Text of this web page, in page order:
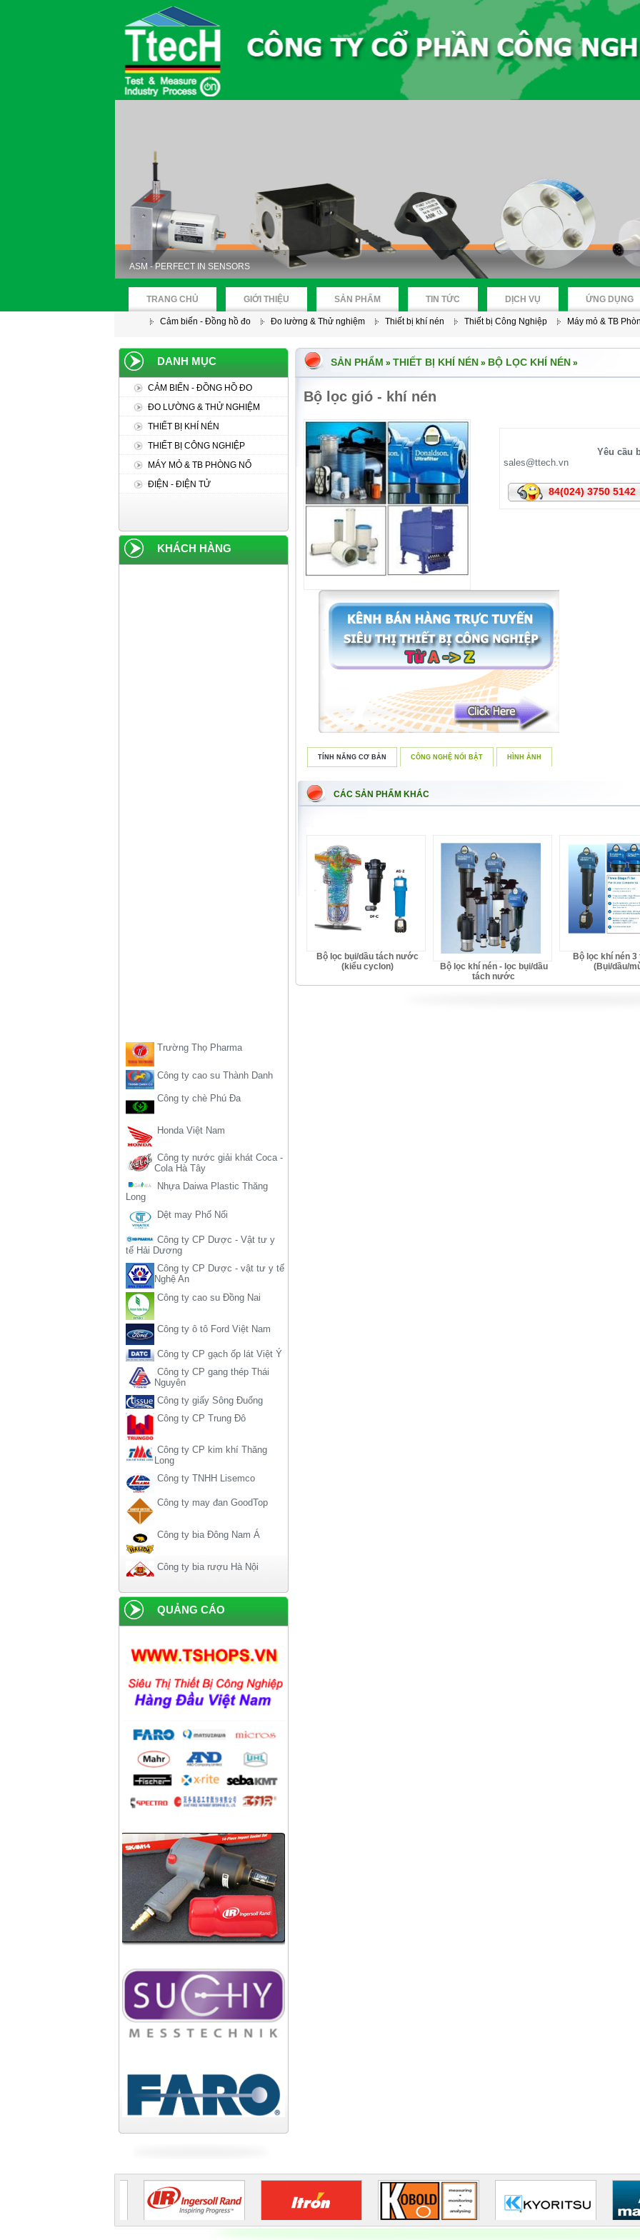
ASM - PERFECT IN SENSORS
TRANG CHỦ GIỚI THIỆU SẢN PHẨM
Cảm biến - Đồng hồ đo Đo lường & Thử nghiệm Thiết bị khí nén Thiết bị Công Nghiệp Máy mỏ & TB
TIN TỨC DỊCH VỤ ỨNG DỤNG
DANH MỤC
CẢM BIẾN - ĐỒNG HỒ ĐO
ĐO LƯỜNG & THỬ NGHIỆM
THIẾT BỊ KHÍ NÉN
THIẾT BỊ CÔNG NGHIỆP
MÁY MỎ & TB PHÒNG NỔ
ĐIỆN - ĐIỆN TỬ
KHÁCH HÀNG
Công ty cao su Thành Danh
Công ty chè Phú Đa
Công ty nước giải khát Coca -
Nhựa Daiwa Plastic Thăng
Dệt may Phố Nối
Công ty CP Dược - Vật tư y
tế Hải Dương
Công ty CP Dược - vật tư y tế
Nghệ An
Công ty cao su Đồng Nai
Công ty CP gạch ốp lát Việt Ý
Công ty CP gang thép Thái
Nguyên
Công ty giấy Sông Đuống
Công ty CP Trung Đô
Công ty TNHH Lisemco
Công ty may đan GoodTop
Công ty xi măng Hải Phòng
Công ty bánh kẹo Hải Hà
Công ty bao bì Visy
Công ty CP nhiệt điện Ninh
Bình
Công ty gạch Thái Bình
Công ty thực phẩm Acecook
Nhà máy phân bón BACONCO
Công ty TNHH Baw Heng
Steel Việt Nam
Công ty bia Việt Hà
Công ty TNHH công nghiệp
Broad Bright Sakura
Công ty xi măng Bút Sơn
Công ty TNHH cán thép Tam
Tiếp tục cập nhật
QUẢNG CÁO
SẢN PHẨM » THIẾT BỊ KHÍ NÉN » BỘ LỌC KHÍ NÉN »
Bộ lọc gió - khí nén
Yêu cầu
sales@ttech.vn
84(024) 3750 5142
TÍNH NĂNG CƠ BẢN CÔNG NGHỆ NỔI BẬT HÌNH ẢNH
CÁC SẢN PHẨM KHÁC
Bộ lọc bụi/dầu tách nước
(kiểu cyclon)
Bộ lọc khí nén - lọc bụi/dầu
tách nước
Bộ lọc khí nén 3
(Bụi/dầu/